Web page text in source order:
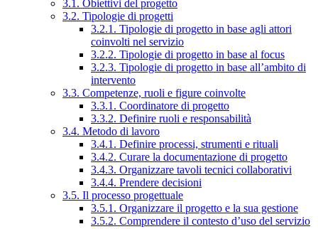
3.1. Obiettivi del progetto
3.2. Tipologie di progetti
3.2.1. Tipologie di progetto in base agli attori
coinvolti nel servizio
3.2.2. Tipologie di progetto in base al focus
3.2.3. Tipologie di progetto in base all’ambito di
intervento
3.3. Competenze, ruoli e figure coinvolte
3.3.1. Coordinatore di progetto
3.3.2. Definire ruoli e responsabilità
3.4. Metodo di lavoro
3.4.1. Definire processi, strumenti e rituali
3.4.2. Curare la documentazione di progetto
3.4.3. Organizzare tavoli tecnici collaborativi
3.4.4. Prendere decisioni
3.5. Il processo progettuale
3.5.1. Organizzare il progetto e la sua gestione
3.5.2. Comprendere il contesto d’uso del servizio